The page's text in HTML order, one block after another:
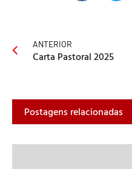
ANTERIOR
Carta Pastoral 2025
Postagens relacionadas